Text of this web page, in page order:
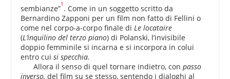
sembianze”1 . Come in un soggetto scritto da
Bernardino Zapponi per un film non fatto di Fellini o
come nel corpo-a-corpo finale diLe locataire
(L’inquilino del terzo piano) di Polanski, l’invisibile
doppio femminile si incarna e si incorpora in colui
entro cuisi specchia.
Allora il senso di quel tornare indietro, conpasso
inverso,del film su se stesso, sentendo i dialoghi al